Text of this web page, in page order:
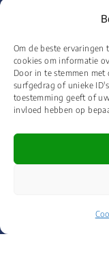
Om de beste
cookies om informatie
Door in te stemmen
surfgedrag of unieke
toestemming geeft of
invloed hebben op
1261 ZM
Aalsmeerderweg
1432 CM
© 2026